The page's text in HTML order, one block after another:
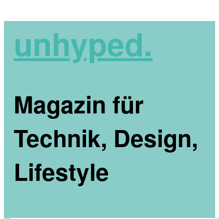
unhyped.
Magazin für
Technik, Design,
Lifestyle